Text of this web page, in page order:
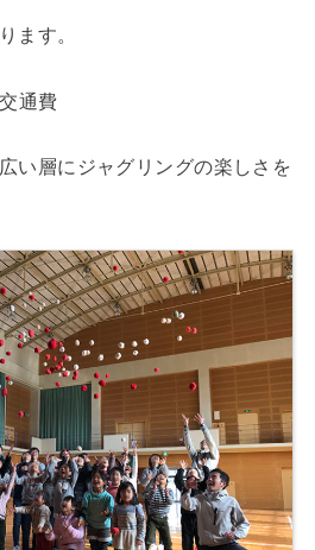
ます。
通費
い層にジャグリングの楽しさを